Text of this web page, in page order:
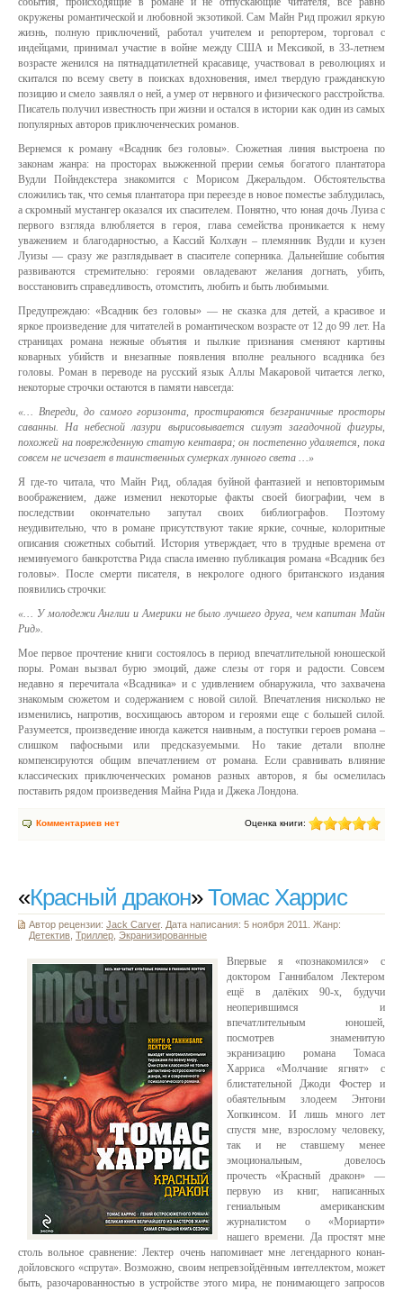
окружены романтической и любовной экзотикой. Сам Майн Рид прожил яркую
жизнь, полную приключений, работал учителем и репортером, торговал с
индейцами, принимал участие в войне между США и Мексикой, в 33-летнем
возрасте женился на пятнадцатилетней красавице, участвовал в революциях и
скитался по всему свету в поисках вдохновения, имел твердую гражданскую
позицию и смело заявлял о ней, а умер от нервного и физического расстройства.
Писатель получил известность при жизни и остался в истории как один из самых
популярных авторов приключенческих романов.
Вернемся к роману «Всадник без головы». Сюжетная линия выстроена по
законам жанра: на просторах выжженной прерии семья богатого плантатора
Вудли Пойндекстера знакомится с Морисом Джеральдом. Обстоятельства
сложились так, что семья плантатора при переезде в новое поместье заблудилась,
а скромный мустангер оказался их спасителем. Понятно, что юная дочь Луиза с
первого взгляда влюбляется в героя, глава семейства проникается к нему
уважением и благодарностью, а Кассий Колхаун – племянник Вудли и кузен
Луизы — сразу же разглядывает в спасителе соперника. Дальнейшие события
развиваются стремительно: героями овладевают желания догнать, убить,
восстановить справедливость, отомстить, любить и быть любимыми.
Предупреждаю: «Всадник без головы» — не сказка для детей, а красивое и
яркое произведение для читателей в романтическом возрасте от 12 до 99 лет. На
страницах романа нежные объятия и пылкие признания сменяют картины
коварных убийств и внезапные появления вполне реального всадника без
головы. Роман в переводе на русский язык Аллы Макаровой читается легко,
некоторые строчки остаются в памяти навсегда:
«… Впереди, до самого горизонта, простираются безграничные просторы
саванны. На небесной лазури вырисовывается силуэт загадочной фигуры,
похожей на поврежденную статую кентавра; он постепенно удаляется, пока
совсем не исчезает в таинственных сумерках лунного света …»
Я где-то читала, что Майн Рид, обладая буйной фантазией и неповторимым
воображением, даже изменил некоторые факты своей биографии, чем в
последствии окончательно запутал своих библиографов. Поэтому
неудивительно, что в романе присутствуют такие яркие, сочные, колоритные
описания сюжетных событий. История утверждает, что в трудные времена от
неминуемого банкротства Рида спасла именно публикация романа «Всадник без
головы». После смерти писателя, в некрологе одного британского издания
появились строчки:
«… У молодежи Англии и Америки не было лучшего друга, чем капитан Майн
Рид».
Мое первое прочтение книги состоялось в период впечатлительной юношеской
поры. Роман вызвал бурю эмоций, даже слезы от горя и радости. Совсем
недавно я перечитала «Всадника» и с удивлением обнаружила, что захвачена
знакомым сюжетом и содержанием с новой силой. Впечатления нисколько не
изменились, напротив, восхищаюсь автором и героями еще с большей силой.
Разумеется, произведение иногда кажется наивным, а поступки героев романа –
слишком пафосными или предсказуемыми. Но такие детали вполне
компенсируются общим впечатлением от романа. Если сравнивать влияние
классических приключенческих романов разных авторов, я бы осмелилась
поставить рядом произведения Майна Рида и Джека Лондона.
Комментариев нет Оценка книги:
«Красный дракон»Томас Харрис
Автор рецензии: Jack Carver. Дата написания: 5 ноября 2011. Жанр:
Детектив Триллер Экранизированные
Впервые я «познакомился» с
доктором Ганнибалом Лектером
ещё в далёких 90-х, будучи
неоперившимся и
впечатлительным юношей,
посмотрев знаменитую
экранизацию романа Томаса
Харриса «Молчание ягнят» с
блистательной Джоди Фостер и
обаятельным злодеем Энтони
Хопкинсом. И лишь много лет
спустя мне, взрослому человеку,
так и не ставшему менее
эмоциональным, довелось
прочесть «Красный дракон» —
первую из книг, написанных
гениальным американским
журналистом о «Мориарти»
нашего времени. Да простят мне
столь вольное сравнение: Лектер очень напоминает мне легендарного конан-
дойловского «спрута». Возможно, своим непревзойдённым интеллектом, может
быть, разочарованностью в устройстве этого мира, не понимающего запросов